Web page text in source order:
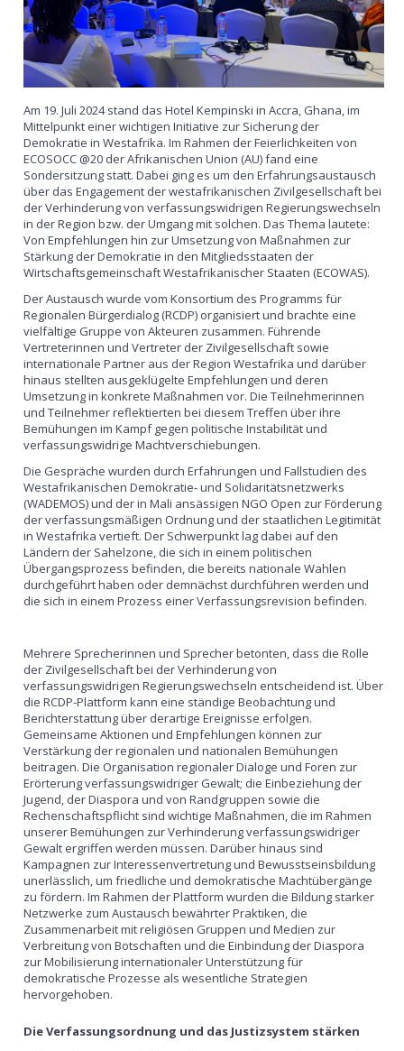
Am 19. Juli 2024 stand das Hotel Kempinski in Accra, Ghana, im
Mittelpunkt einer wichtigen Initiative zur Sicherung der
Demokratie in Westafrika. Im Rahmen der Feierlichkeiten von
ECOSOCC @20 der Afrikanischen Union (AU) fand eine
Sondersitzung statt. Dabei ging es um den Erfahrungsaustausch
über das Engagement der westafrikanischen Zivilgesellschaft bei
der Verhinderung von verfassungswidrigen Regierungswechseln
in der Region bzw. der Umgang mit solchen. Das Thema lautete:
Von Empfehlungen hin zur Umsetzung von Maßnahmen zur
Stärkung der Demokratie in den Mitgliedsstaaten der
Wirtschaftsgemeinschaft Westafrikanischer Staaten (ECOWAS).
Der Austausch wurde vom Konsortium des Programms für
Regionalen Bürgerdialog (RCDP) organisiert und brachte eine
vielfältige Gruppe von Akteuren zusammen. Führende
Vertreterinnen und Vertreter der Zivilgesellschaft sowie
internationale Partner aus der Region Westafrika und darüber
hinaus stellten ausgeklügelte Empfehlungen und deren
Umsetzung in konkrete Maßnahmen vor. Die Teilnehmerinnen
und Teilnehmer reflektierten bei diesem Treffen über ihre
Bemühungen im Kampf gegen politische Instabilität und
verfassungswidrige Machtverschiebungen.
Die Gespräche wurden durch Erfahrungen und Fallstudien des
Westafrikanischen Demokratie- und Solidaritätsnetzwerks
(WADEMOS) und der in Mali ansässigen NGO Open zur Förderung
der verfassungsmäßigen Ordnung und der staatlichen Legitimität
in Westafrika vertieft. Der Schwerpunkt lag dabei auf den
Ländern der Sahelzone, die sich in einem politischen
Übergangsprozess befinden, die bereits nationale Wahlen
durchgeführt haben oder demnächst durchführen werden und
die sich in einem Prozess einer Verfassungsrevision befinden.
Mehrere Sprecherinnen und Sprecher betonten, dass die Rolle
der Zivilgesellschaft bei der Verhinderung von
verfassungswidrigen Regierungswechseln entscheidend ist. Über
die RCDP-Plattform kann eine ständige Beobachtung und
Berichterstattung über derartige Ereignisse erfolgen.
Gemeinsame Aktionen und Empfehlungen können zur
Verstärkung der regionalen und nationalen Bemühungen
beitragen. Die Organisation regionaler Dialoge und Foren zur
Erörterung verfassungswidriger Gewalt; die Einbeziehung der
Jugend, der Diaspora und von Randgruppen sowie die
Rechenschaftspflicht sind wichtige Maßnahmen, die im Rahmen
unserer Bemühungen zur Verhinderung verfassungswidriger
Gewalt ergriffen werden müssen. Darüber hinaus sind
Kampagnen zur Interessenvertretung und Bewusstseinsbildung
unerlässlich, um friedliche und demokratische Machtübergänge
zu fördern. Im Rahmen der Plattform wurden die Bildung starker
Netzwerke zum Austausch bewährter Praktiken, die
Zusammenarbeit mit religiösen Gruppen und Medien zur
Verbreitung von Botschaften und die Einbindung der Diaspora
zur Mobilisierung internationaler Unterstützung für
demokratische Prozesse als wesentliche Strategien
hervorgehoben.
Die Verfassungsordnung und das Justizsystem stärken